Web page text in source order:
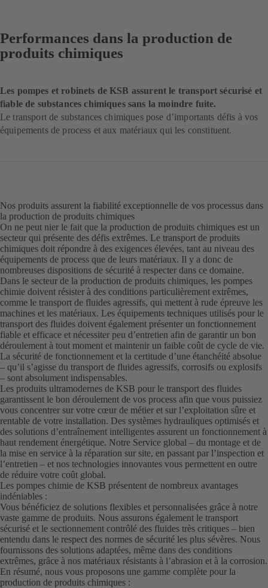
Performances dans la production de
produits chimiques
Les pompes et robinets de KSB assurent le transport sécurisé et
fiable de substances chimiques sans la moindre fuite.
Le transport de substances chimiques pose d’importants défis à vos
équipements de process et aux matériaux qui les constituent.
Nos produits assurent la fiabilité exceptionnelle de vos processus dans
la production de produits chimiques
On ne peut nier le fait que la production de produits chimiques est un
secteur qui présente des défis extrêmes. Le transport de produits
chimiques doit répondre à des exigences élevées, tant au niveau des
équipements de process que de leurs matériaux. Il y a donc de
nombreuses dispositions de sécurité à respecter dans ce domaine.
Dans le secteur de la production de produits chimiques, les pompes
chimie doivent résister à des conditions particulièrement extrêmes,
comme le transport de fluides agressifs, qui mettent à rude épreuve les
machines et les matériaux. Les équipements techniques utilisés pour le
transport des fluides doivent également présenter un fonctionnement
fiable et efficace et nécessiter peu d’entretien afin de garantir un bon
déroulement à tout moment et maintenir un faible coût de cycle de vie.
La sécurité de fonctionnement et la certitude d’une étanchéité absolue
– qu’il s’agisse du transport de fluides agressifs, corrosifs ou explosifs
– sont absolument indispensables.
Les produits ultramodernes de KSB pour le transport des fluides
garantissent le bon déroulement de vos process afin que vous puissiez
vous concentrer sur votre cœur de métier et sur l’exploitation sûre et
rentable de votre installation. Des systèmes hydrauliques optimisés et
des solutions d’entraînement intelligentes assurent un fonctionnement à
haut rendement énergétique. Notre Service global – du montage et de
la mise en service à la réparation sur site, en passant par l’inspection et
l’entretien – et nos technologies innovantes vous permettent en outre
de réduire votre coût global.
Les pompes chimie de KSB présentent de nombreux avantages
indéniables :
Vous bénéficiez de solutions flexibles et personnalisées grâce à notre
vaste gamme de produits. Nous assurons également le transport
sécurisé et le sectionnement contrôlé des fluides très critiques – bien
entendu dans le respect des normes de sécurité les plus sévères. Nous
fournissons des solutions adaptées, même dans des conditions
extrêmes, grâce à nos matériaux résistants à l’abrasion et à la corrosion.
En résumé, nous vous proposons une gamme complète pour la
production de produits chimiques :